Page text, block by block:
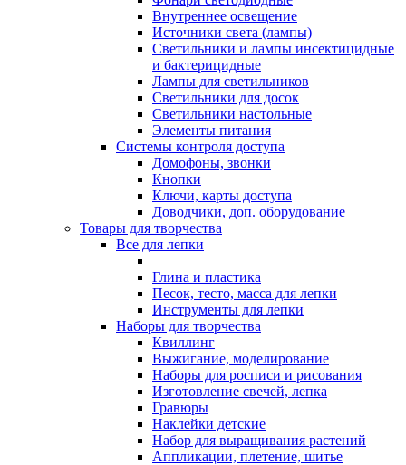
Внутреннее освещение
Источники света (лампы)
Светильники и лампы инсектицидные
и бактерицидные
Лампы для светильников
Светильники для досок
Светильники настольные
Элементы питания
Системы контроля доступа
Домофоны, звонки
Кнопки
Ключи, карты доступа
Доводчики, доп. оборудование
Товары для творчества
Все для лепки
Глина и пластика
Песок, тесто, масса для лепки
Инструменты для лепки
Наборы для творчества
Квиллинг
Выжигание, моделирование
Наборы для росписи и рисования
Изготовление свечей, лепка
Гравюры
Наклейки детские
Набор для выращивания растений
Аппликации, плетение, шитье